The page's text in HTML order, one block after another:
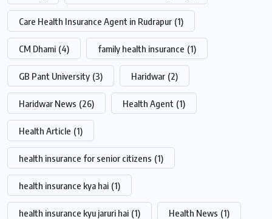
Care Health Insurance Agent in Rudrapur (1)
CM Dhami (4) family health insurance (1)
GB Pant University (3) Haridwar (2)
Haridwar News (26) Health Agent (1)
Health Article (1)
health insurance for senior citizens (1)
health insurance kya hai (1)
health insurance kyu jaruri hai (1) Health News (1)